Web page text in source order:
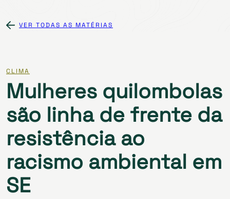
VER TODAS AS MATÉRIAS
CLIMA
Mulheres quilombolas
são linha de frente da
resistência ao
racismo ambiental em
SE